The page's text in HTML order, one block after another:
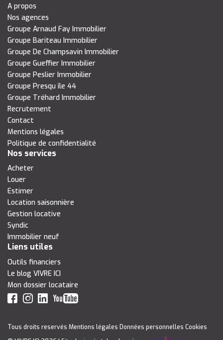
A propos
Nos agences
Groupe Arnaud Fay Immobilier
Groupe Bariteau Immobilier
Groupe De Champsavin Immobilier
Groupe Gueffier Immobilier
Groupe Peslier Immobilier
Groupe Presqu île 44
Groupe Tréhard Immobilier
Recrutement
Contact
Mentions légales
Politique de confidentialité
Nos services
Acheter
Louer
Estimer
Location saisonnière
Gestion locative
Syndic
Immobilier neuf
Liens utiles
Outils financiers
Le blog VIVRE ICI
Mon dossier locataire
Tous droits reservés Mentions légales Données personnelles Cookies